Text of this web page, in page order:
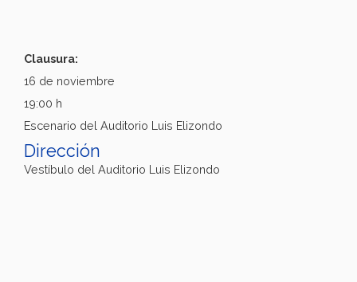
Clausura:
16 de noviembre
19:00 h
Escenario del Auditorio Luis Elizondo
Dirección
Vestíbulo del Auditorio Luis Elizondo